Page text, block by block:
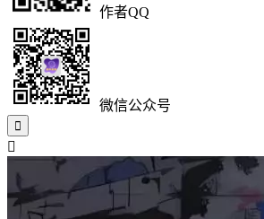
作者QQ
微信公众号